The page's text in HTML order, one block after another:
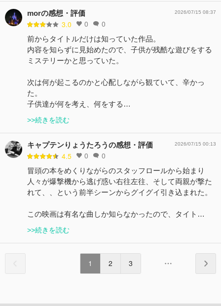
morの感想・評価
3.0 0 0
2026/07/15 08:37
前からタイトルだけは知っていた作品。
内容を知らずに見始めたので、子供が残酷な遊びをする
ミステリーかと思っていた。
次は何が起こるのかと心配しながら観ていて、辛かっ
た。
子供達が何を考え、何をする…
>>続きを読む
キャプテンりょうたろうの感想・評価
4.5 0 0
2026/07/15 00:13
冒頭の本をめくりながらのスタッフロールから始まり
人々が爆撃機から逃げ惑い右往左往、そして両親が撃た
れて、、という前半シーンからグイグイ引き込まれた。
この映画は有名な曲しか知らなかったので、タイト…
>>続きを読む
1 2 3